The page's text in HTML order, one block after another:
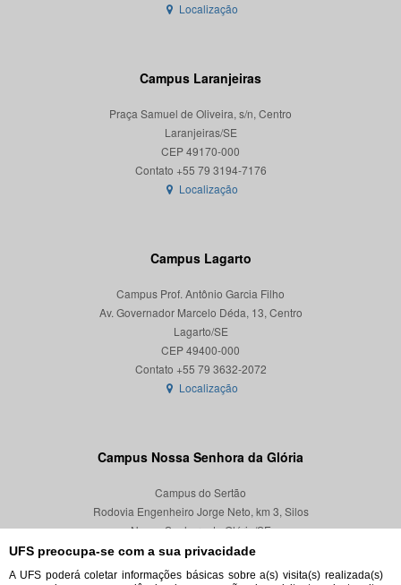
UFS preocupa-se com a sua privacidade
A UFS poderá coletar informações básicas sobre a(s) visita(s) realizada(s)
Localização
Campus Laranjeiras
Praça Samuel de Oliveira, s/n, Centro
Laranjeiras/SE
CEP 49170-000
Localização
Campus Lagarto
Campus Prof. Antônio Garcia Filho
Av. Governador Marcelo Déda, 13, Centro
Lagarto/SE
CEP 49400-000
Localização
Campus Nossa Senhora da Glória
Campus do Sertão
Rodovia Engenheiro Jorge Neto, km 3, Silos
Nossa Senhora da Glória/SE
CEP 49680-000